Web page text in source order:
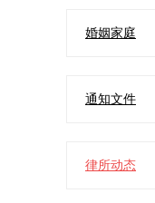
婚姻家庭
通知文件
律所动态